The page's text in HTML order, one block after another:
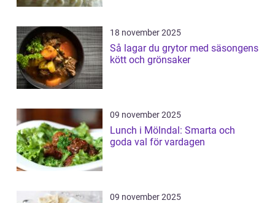
18 november 2025
Så lagar du grytor med säsongens
kött och grönsaker
09 november 2025
Lunch i Mölndal: Smarta och
goda val för vardagen
09 november 2025